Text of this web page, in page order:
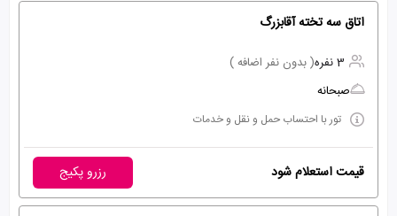
اتاق سه تخته آقابزرگ
3 نفره
( بدون نفر اضافه )
صبحانه
تور با احتساب حمل و نقل و خدمات
قیمت استعلام شود رزرو پکیج